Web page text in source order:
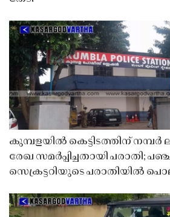
കുമ്പളയിൽ കെട്ടിടത്തിന് നമ്പർ
രേഖ സമർപ്പിച്ചതായി പരാതി;
സെക്രട്ടറിയുടെ പരാതിയിൽ